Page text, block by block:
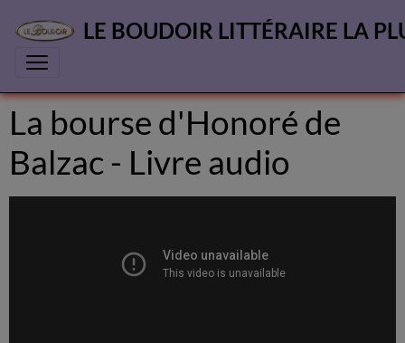
LE BOUDOIR LITTÉRAIRE LA
La bourse d'Honoré de
Balzac - Livre audio